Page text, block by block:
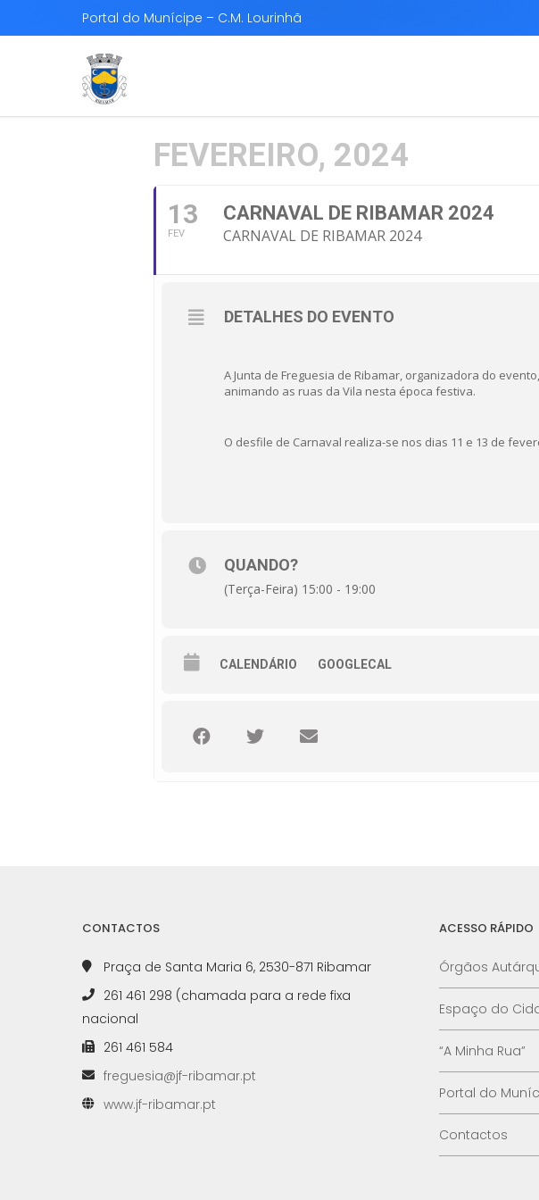
Portal do Munícipe – C.M. Lourinhã
FEVEREIRO, 2024
13
FEV
CARNAVAL DE RIBAMAR 2024
CARNAVAL DE RIBAMAR 2024
DETALHES DO EVENTO
A Junta de Freguesia de Ribamar, organizadora do
animando as ruas da Vila nesta época festiva.
O desfile de Carnaval realiza-se nos dias 11 e 13 de
QUANDO?
(Terça-Feira) 15:00 - 19:00
CALENDÁRIO GOOGLECAL
CONTACTOS
Praça de Santa Maria 6, 2530-871 Ribamar
261 461 298 (chamada para a rede fixa
nacional
261 461 584
freguesia@jf-ribamar.pt
www.jf-ribamar.pt
ACESSO RÁPIDO
Órgãos
Espaço do
“A Minha Rua”
Portal do
Contactos